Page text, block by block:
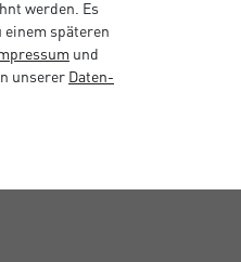
werden. Es
späteren
und
unserer Daten­